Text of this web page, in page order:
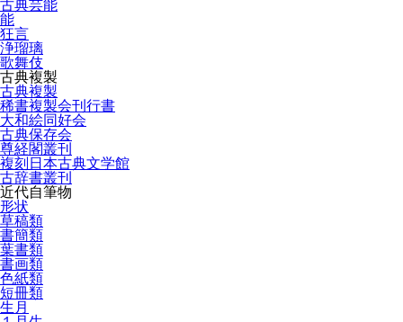
古典芸能
能
狂言
浄瑠璃
歌舞伎
古典複製
古典複製
稀書複製会刊行書
大和絵同好会
古典保存会
尊経閣叢刊
複刻日本古典文学館
古辞書叢刊
近代自筆物
形状
草稿類
書簡類
葉書類
書画類
色紙類
短冊類
生月